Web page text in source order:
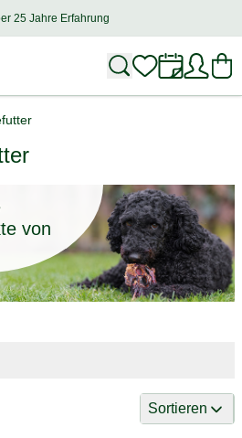
25 Jahre Erfahrung
über25 Jahre Erfahrung
von
Sortieren